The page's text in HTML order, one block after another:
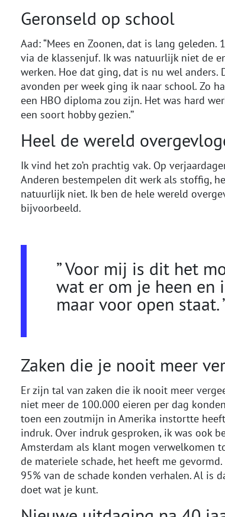
Geronseld op school
Aad: “Mees en Zoonen, dat is lang geleden.
via de klassenjuf. Ik was natuurlijk niet de
werken. Hoe dat ging, dat is nu wel
avonden per week ging ik naar school. Zo
een HBO diploma zou zijn. Het was hard
een soort hobby gezien.’’
Heel de wereld
Ik vind het zo’n prachtig vak. Op
Anderen bestempelen dit werk als stoffig,
natuurlijk niet. Ik ben de hele wereld
bijvoorbeeld.
” Voor mij is dit het
wat er om je heen en
maar voor open staat.
Zaken die je nooit meer
Er zijn tal van zaken die ik nooit meer
niet meer de 100.000 eieren per dag
toen een zoutmijn in Amerika instortte
indruk. Over indruk gesproken, ik was ook
Amsterdam als klant mogen verwelkomen
de materiele schade, het heeft me
95% van de schade konden verhalen. Al is
doet wat je kunt.